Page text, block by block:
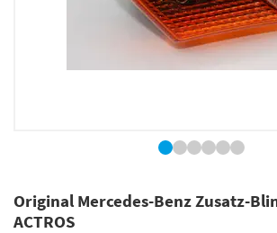
Original Mercedes-Benz Zusatz-
ACTROS